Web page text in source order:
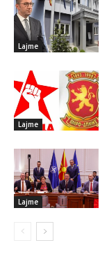
Lajme
Lajme
Lajme